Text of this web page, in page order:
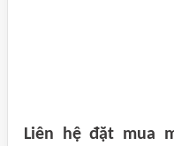
Liên hệ đặt mua